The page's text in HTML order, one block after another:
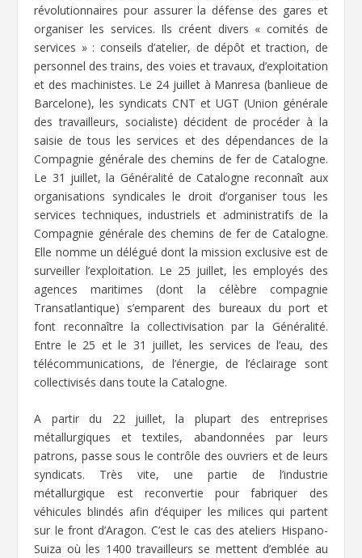
révolutionnaires pour assurer la défense des gares et
organiser les services. Ils créent divers « comités de
services » : conseils d’atelier, de dépôt et traction, de
personnel des trains, des voies et travaux, d’exploitation
et des machinistes. Le 24 juillet à Manresa (banlieue de
Barcelone), les syndicats CNT et UGT (Union générale
des travailleurs, socialiste) décident de procéder à la
saisie de tous les services et des dépendances de la
Compagnie générale des chemins de fer de Catalogne.
Le 31 juillet, la Généralité de Catalogne reconnaît aux
organisations syndicales le droit d’organiser tous les
services techniques, industriels et administratifs de la
Compagnie générale des chemins de fer de Catalogne.
Elle nomme un délégué dont la mission exclusive est de
surveiller l’exploitation. Le 25 juillet, les employés des
agences maritimes (dont la célèbre compagnie
Transatlantique) s’emparent des bureaux du port et
font reconnaître la collectivisation par la Généralité.
Entre le 25 et le 31 juillet, les services de l’eau, des
télécommunications, de l’énergie, de l’éclairage sont
collectivisés dans toute la Catalogne.
A partir du 22 juillet, la plupart des entreprises
métallurgiques et textiles, abandonnées par leurs
patrons, passe sous le contrôle des ouvriers et de leurs
syndicats. Très vite, une partie de l’industrie
métallurgique est reconvertie pour fabriquer des
véhicules blindés afin d’équiper les milices qui partent
sur le front d’Aragon. C’est le cas des ateliers Hispano-
Suiza où les 1400 travailleurs se mettent d’emblée au